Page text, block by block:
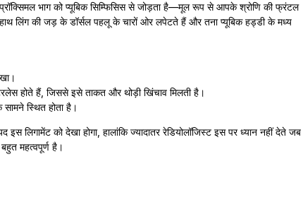
प्रॉक्सिमल भाग को प्यूबिक सिम्फिसिस से जोड़ता है—मूल रूप से आपके श्रोणि की फ्रंटल
लिंग की जड़ के डॉर्सल पहलू के चारों ओर लपेटते हैं और तना प्यूबिक हड्डी के मध्य
होते हैं, जिससे इसे ताकत और थोड़ी खिंचाव मिलती है।
स्थित होता है।
को देखा होगा, हालांकि ज्यादातर रेडियोलॉजिस्ट इस पर ध्यान नहीं देते जब
महत्वपूर्ण है।